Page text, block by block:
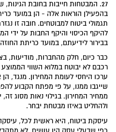
27. המבטחות חייבות בחובת הגינות,
בהפעילן הוראות אלה - הן במועד
תגמולי ביטוח למבוטחים. חובה זו
להיקף הכיסוי והיקף החבות על ידי
בבירור לידיעתם, במועד כריתת
כבר כיום, חלק מהחברות, מודיעות,
רכבם לא יבוטח במלוא השווי הממוצע
ערכו היחסי לעומת המחירון. מנגד,
שייגבו ממנו, על פי מפתח הקבוע
ממחיר המחירון. בגילוי נאות מסוג
ולהחליט באיזו מבטחת יבחר.
עיסקת ביטוח, היא ראשית לכל,